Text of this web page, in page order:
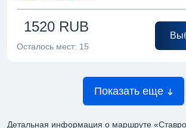
1520 RUB
Осталось мест: 15
Показать еще
Детальная информация о маршруте